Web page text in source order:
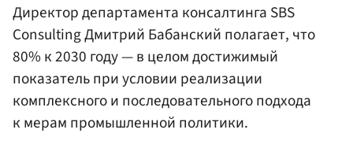
Директор департамента консалтинга SBS
Consulting Дмитрий Бабанский полагает, что
80% к 2030 году — в целом достижимый
показатель при условии реализации
комплексного и последовательного подхода
к мерам промышленной политики.